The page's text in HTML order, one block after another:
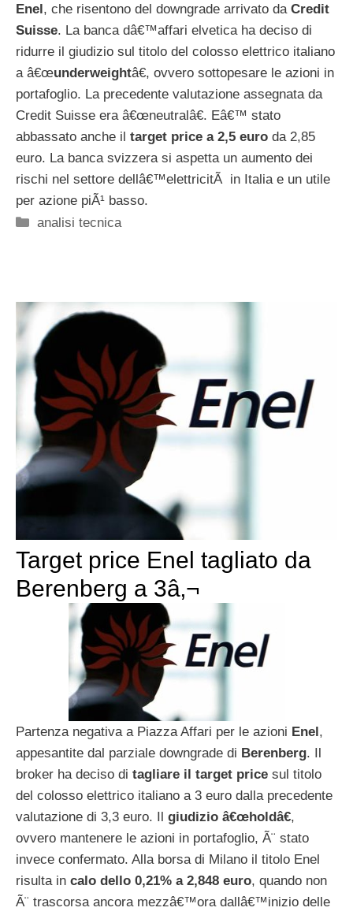
Enel, che risentono del downgrade arrivato da Credit
Suisse. La banca dâ€™affari elvetica ha deciso di
ridurre il giudizio sul titolo del colosso elettrico italiano
a â€œunderweightâ€, ovvero sottopesare le azioni in
portafoglio. La precedente valutazione assegnata da
Credit Suisse era â€œneutralâ€. Eâ€™ stato
abbassato anche il target price a 2,5 euro da 2,85
euro. La banca svizzera si aspetta un aumento dei
rischi nel settore dellâ€™elettricitÃ in Italia e un utile
per azione piÃ¹ basso.
Categorie
analisi tecnica
Target price Enel tagliato da
Berenberg a 3â‚¬
Partenza negativa a Piazza Affari per le azioni Enel ,
appesantite dal parziale downgrade di Berenberg. Il
broker ha deciso di tagliare il target price sul titolo
del colosso elettrico italiano a 3 euro dalla precedente
valutazione di 3,3 euro. Il giudizio â€œholdâ€,
ovvero mantenere le azioni in portafoglio, Ã¨ stato
invece confermato. Alla borsa di Milano il titolo Enel
risulta in calo dello 0,21% a 2,848 euro, quando non
Ã¨ trascorsa ancora mezzâ€™ora dallâ€™inizio delle